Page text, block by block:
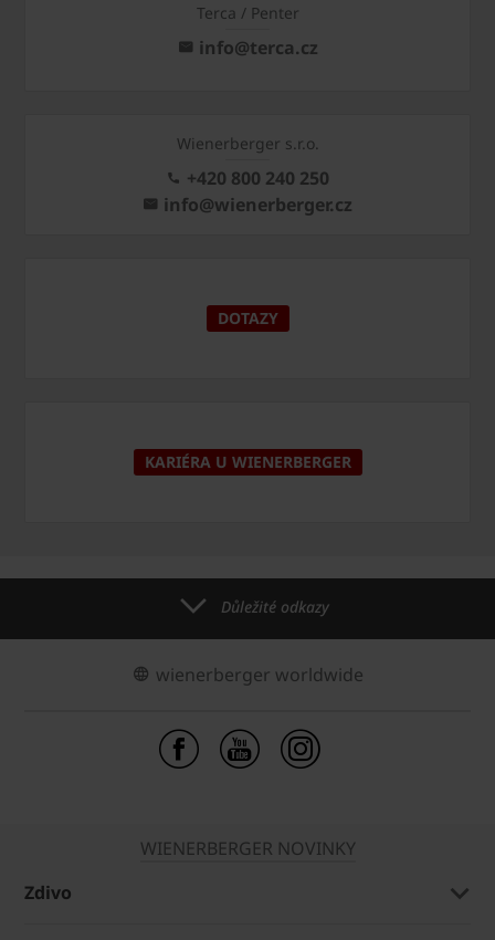
Terca / Penter
info@terca.cz
Wienerberger s.r.o.
+420 800 240 250
info@wienerberger.cz
DOTAZY
KARIÉRA U WIENERBERGER
Důležité odkazy
wienerberger worldwide
WIENERBERGER NOVINKY
Zdivo